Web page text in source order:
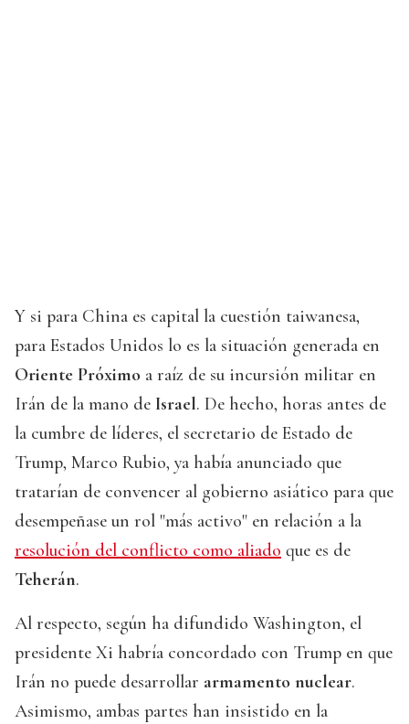
Y si para China es capital la cuestión taiwanesa,
para Estados Unidos lo es la situación generada en
Oriente Próximo a raíz de su incursión militar en
Irán de la mano de Israel. De hecho, horas antes de
la cumbre de líderes, el secretario de Estado de
Trump, Marco Rubio, ya había anunciado que
tratarían de convencer al gobierno asiático para que
desempeñase un rol "más activo" en relación a la
resolución del conflicto como aliado que es de
Teherán.
Al respecto, según ha difundido Washington, el
presidente Xi habría concordado con Trump en que
Irán no puede desarrollar armamento nuclear.
Asimismo, ambas partes han insistido en la